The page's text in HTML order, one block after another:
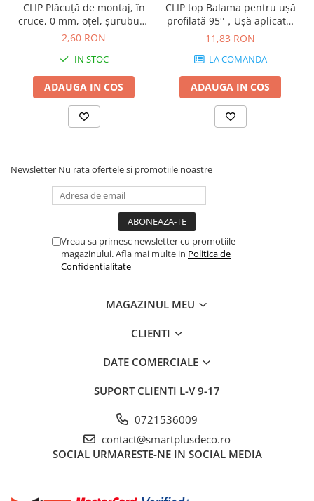
CLIP Plăcuţă de montaj, în
cruce, 0 mm, oţel, şuruburi,
reglaj pe înălţime:
173H7100
2,60 RON
IN STOC
ADAUGA IN COS
CLIP top Balama pentru uşă
profilată 95°，Uşă aplicată,
fără arc, Oală: şuruburi,
11,83 RON
LA COMANDA
ADAUGA IN COS
Newsletter Nu rata ofertele si promotiile noastre
Vreau sa primesc newsletter cu promotiile
magazinului. Afla mai multe in Politica de
Confidentialitate
MAGAZINUL MEU
CLIENTI
DATE COMERCIALE
SUPORT CLIENTI L-V 9-17
0721536009
contact@smartplusdeco.ro
SOCIAL URMARESTE-NE IN SOCIAL MEDIA